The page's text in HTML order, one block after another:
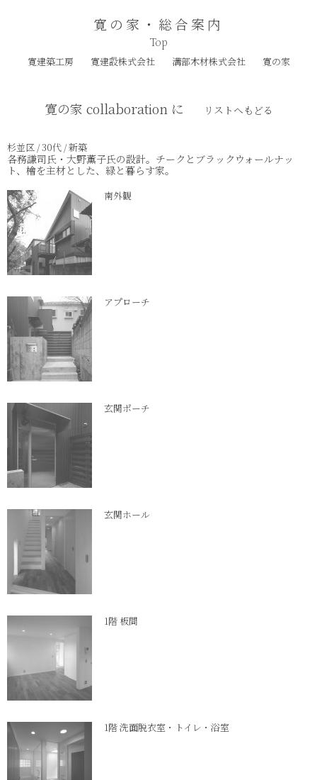
寛の家・総合案内
Top
寛建築工房 寛建設株式会社 溝部木材株式会社 寛の家
寛の家 collaboration に リストへもどる
杉並区 / 30代 / 新築
各務謙司氏・大野薫子氏の設計。チークとブラックウォールナッ
ト、檜を主材とした、緑と暮らす家。
南外観
アプローチ
玄関ポーチ
玄関ホール
1階 板間
1階 洗面脱衣室・トイレ・浴室